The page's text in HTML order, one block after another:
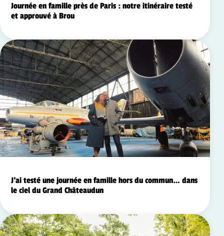
Journée en famille près de Paris : notre itinéraire testé
et approuvé à Brou
J’ai testé une journée en famille hors du commun… dans
le ciel du Grand Châteaudun